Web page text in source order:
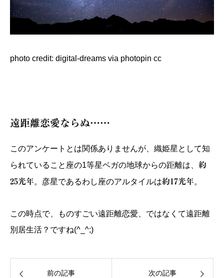
photo credit: digital-dreams via photopin cc
遠距離恋愛ならぬ……
このアンケートとは関係ありませんが、織姫星として知
られていること座の1等星ベガの地球からの距離は、 約
25光年。彦星であるわし座のアルタイルは約17光年。
この時点で、ものすごい遠距離恋愛、ではなくて遠距離
別居生活？ですね(^_^;)
前の記事 次の記事